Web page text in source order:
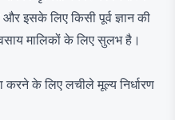
इसके लिए किसी पूर्व ज्ञान की
मालिकों के लिए सुलभ है।
के लिए लचीले मूल्य निर्धारण